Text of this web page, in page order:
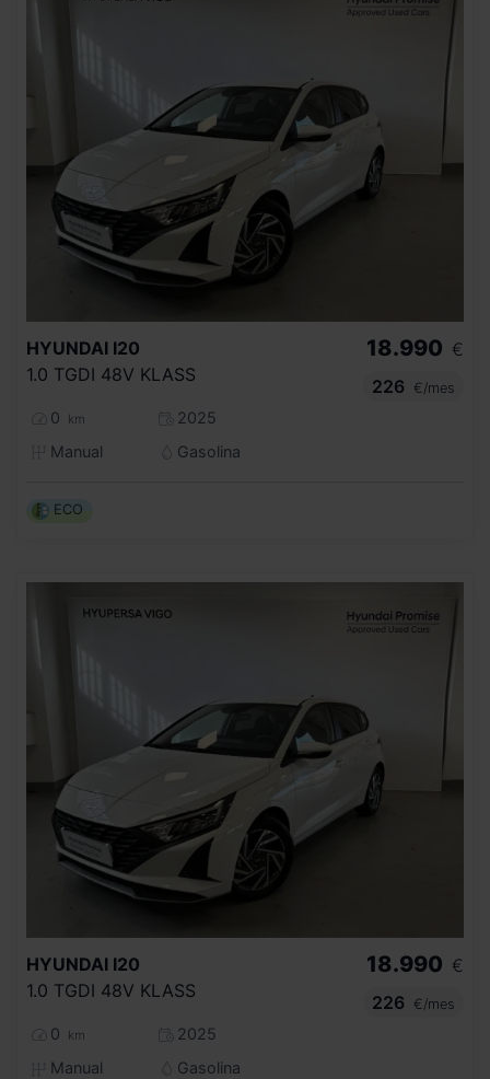
HYUNDAI I20
1.0 TGDI 48V KLASS
0 km
2025
Manual
Gasolina
18.990 €
226
€/mes
ECO
HYUNDAI I20
1.0 TGDI 48V KLASS
0 km
2025
Manual
Gasolina
18.990 €
226
€/mes